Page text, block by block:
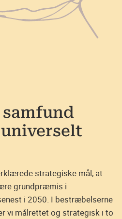
strategiske mål, at
grundpræmis i
i 2050. I bestræbelserne
vi målrettet og strategisk i to